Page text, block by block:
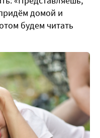
домой и
будем читать